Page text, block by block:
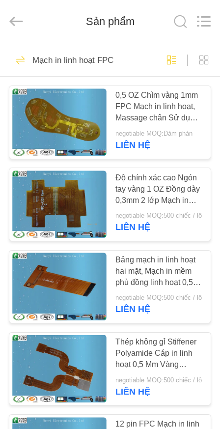
NHÀ
CÁC
SẢN
PHẨM
VỀ
CHÚNG
TÔI
THAM
QUAN
NHÀ
MÁY
KIỂM
SOÁT
CHẤT
LƯỢNG
LIÊN
CHÚNG
TÔI
Technology
Rights
Công tắc màng FPC
Công tắc màng điện
dung
17
Công tắc màng dập
nổi
48
Công tắc màng
phẳng
Sản phẩm
Mạch in linh hoạt FPC
0,5 OZ Chìm vàng 1mm
FPC Mạch in linh hoạt,
Massage chân Sử dụng
mạch Flex
negotiable MOQ:Đàm phán
LIÊN HỆ
Độ chính xác cao Ngón
tay vàng 1 OZ Đồng dày
0,3mm 2 lớp Mạch in
linh hoạt
negotiable MOQ:500 chiếc / lô
LIÊN HỆ
Bảng mạch in linh hoạt
hai mặt, Mạch in mềm
phủ đồng linh hoạt 0,5
negotiable MOQ:500 chiếc / lô
LIÊN HỆ
Thép không gỉ Stiffener
Polyamide Cáp in linh
hoạt 0,5 Mm Vàng
Finger Finger
negotiable MOQ:500 chiếc / lô
LIÊN HỆ
12 pin FPC Mạch in linh